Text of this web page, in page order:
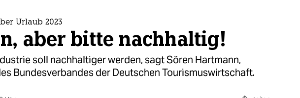
Urlaub 2023
aber bitte nachhaltig!
soll nachhaltiger werden, sagt Sören Hartmann,
Bundesverbandes der Deutschen Tourismuswirtschaft.